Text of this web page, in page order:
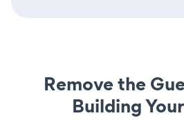
Remove the
Building